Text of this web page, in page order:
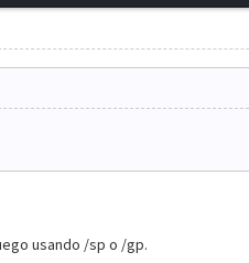
usando /sp o /gp.